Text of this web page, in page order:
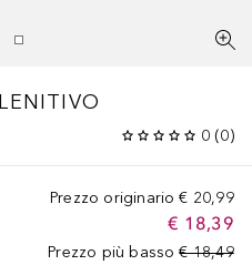
0 (0)
Prezzo originario € 20,99
€ 18,39
Prezzo più basso € 18,49